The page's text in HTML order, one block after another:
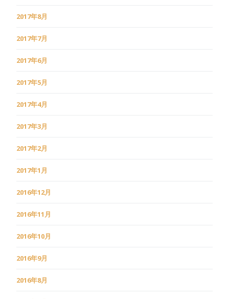
2017年8月
2017年7月
2017年6月
2017年5月
2017年4月
2017年3月
2017年2月
2017年1月
2016年12月
2016年11月
2016年10月
2016年9月
2016年8月